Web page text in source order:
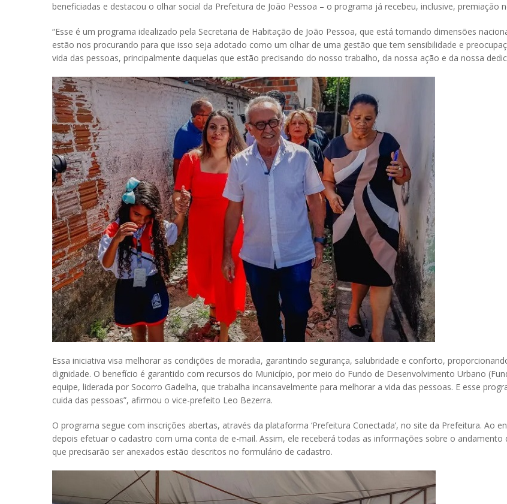
beneficiadas e destacou o olhar social da Prefeitura de João Pessoa – o programa já recebeu, inclusive, premiação
“Esse é um programa idealizado pela Secretaria de Habitação de João Pessoa, que está tomando dimensões
estão nos procurando para que isso seja adotado como um olhar de uma gestão que tem sensibilidade e
vida das pessoas, principalmente daquelas que estão precisando do nosso trabalho, da nossa ação e da nossa
Essa iniciativa visa melhorar as condições de moradia, garantindo segurança, salubridade e conforto,
dignidade. O benefício é garantido com recursos do Município, por meio do Fundo de Desenvolvimento Urbano
equipe, liderada por Socorro Gadelha, que trabalha incansavelmente para melhorar a vida das pessoas. E esse
cuida das pessoas”, afirmou o vice-prefeito Leo Bezerra.
O programa segue com inscrições abertas, através da plataforma ‘Prefeitura Conectada’, no site da Prefeitura. Ao
depois efetuar o cadastro com uma conta de e-mail. Assim, ele receberá todas as informações sobre o
que precisarão ser anexados estão descritos no formulário de cadastro.